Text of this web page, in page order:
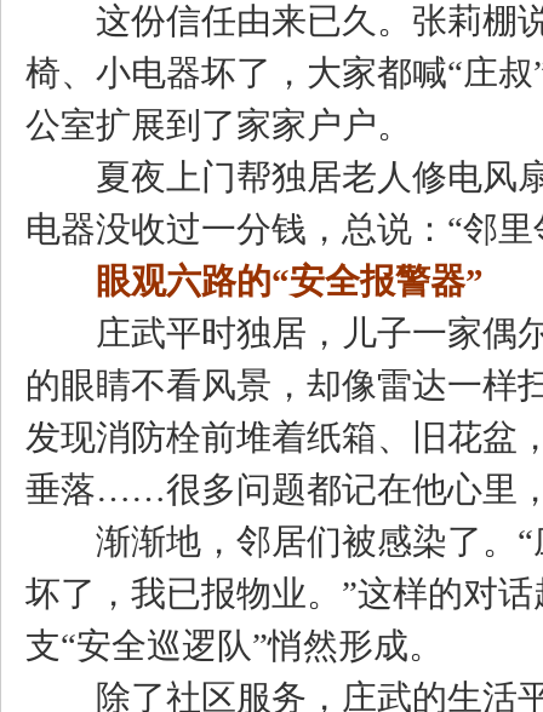
这份信任由来已久。张莉棚说
椅、小电器坏了，大家都喊“庄
公室扩展到了家家户户。
夏夜上门帮独居老人修电风
电器没收过一分钱，总说：“邻
眼观六路的“安全报警器”
庄武平时独居，儿子一家偶尔
的眼睛不看风景，却像雷达一样
发现消防栓前堆着纸箱、旧花盆
垂落……很多问题都记在他心里
渐渐地，邻居们被感染了。“
坏了，我已报物业。”这样的对
支“安全巡逻队”悄然形成。
除了社区服务，庄武的生活平